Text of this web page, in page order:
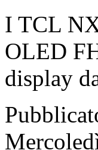
I TCL
OLED
display